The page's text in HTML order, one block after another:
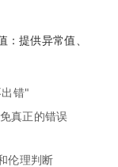
提供异常值、
错"
真正的错误
伦理判断